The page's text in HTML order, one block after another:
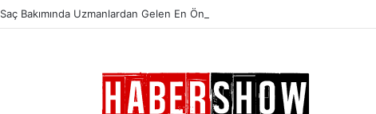
Saç Bakımında Uzmanlardan Gelen En Önemli İpuçları